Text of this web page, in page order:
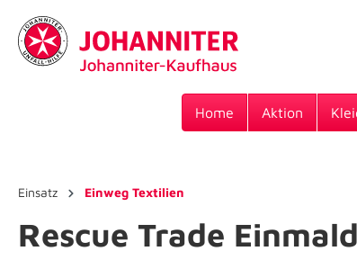
Home Aktion
Einsatz Einweg Textilien
Rescue Trade